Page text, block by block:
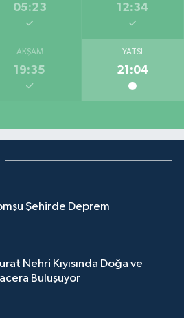
05:23 12:34
AKŞAM
19:35
YATSI
21:04
Şehirde Deprem
Nehri Kıyısında Doğa ve
Buluşuyor